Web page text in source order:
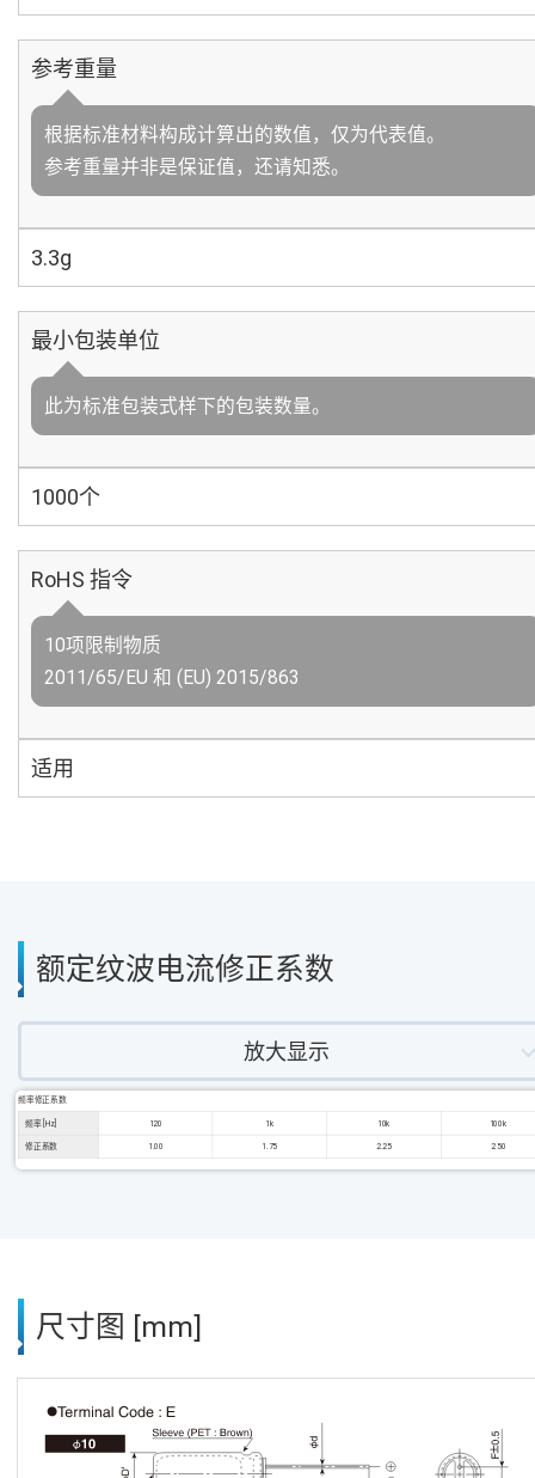
参考重量
根据标准材料构成计算出的数值，仅为代表值。
参考重量并非是保证值，还请知悉。
3.3g
最小包装单位
此为标准包装式样下的包装数量。
1000个
RoHS 指令
10项限制物质
2011/65/EU 和 (EU) 2015/863
适用
额定纹波电流修正系数
放大显示
频率修正系数
频率 [Hz] 120 1k 10k 100k
修正系数 1.00 1.75 2.25 2.50
尺寸图 [mm]